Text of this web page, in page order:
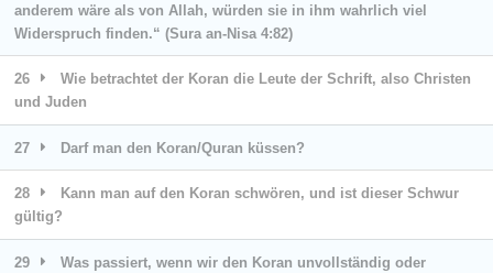
anderem wäre als von Allah, würden sie in ihm wahrlich viel
Widerspruch finden.“ (Sura an-Nisa 4:82)
26
Wie betrachtet der Koran die Leute der Schrift, also Christen
und Juden
27 Darf man den Koran/Quran küssen?
28
Kann man auf den Koran schwören, und ist dieser Schwur
gültig?
29 Was passiert, wenn wir den Koran unvollständig oder